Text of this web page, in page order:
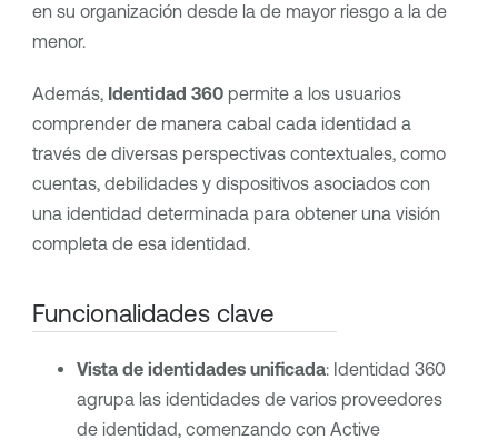
en su organización desde la de mayor riesgo a la de
menor.
Además, Identidad 360permite a los usuarios
comprender de manera cabal cada identidad a
través de diversas perspectivas contextuales, como
cuentas, debilidades y dispositivos asociados con
una identidad determinada para obtener una visión
completa de esa identidad.
Funcionalidades clave
Vista de identidades unificada: Identidad 360
agrupa las identidades de varios proveedores
de identidad, comenzando con Active